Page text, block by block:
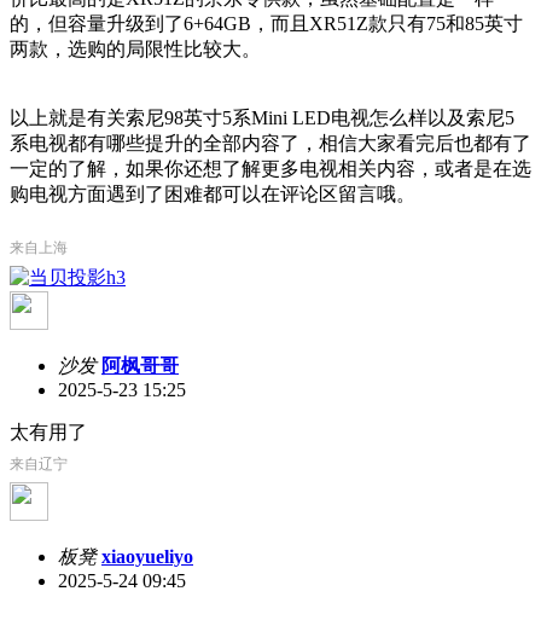
的，但容量升级到了6+64GB，而且XR51Z款只有75和85英寸
两款，选购的局限性比较大。
以上就是有关索尼98英寸5系Mini LED电视怎么样以及索尼5
系电视都有哪些提升的全部内容了，相信大家看完后也都有了
一定的了解，如果你还想了解更多电视相关内容，或者是在选
购电视方面遇到了困难都可以在评论区留言哦。
来自上海
沙发 阿枫哥哥
2025-5-23 15:25
太有用了
来自辽宁
板凳 xiaoyueliyo
2025-5-24 09:45